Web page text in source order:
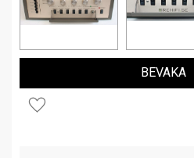
Lägg till i favoriter
BEVAKA